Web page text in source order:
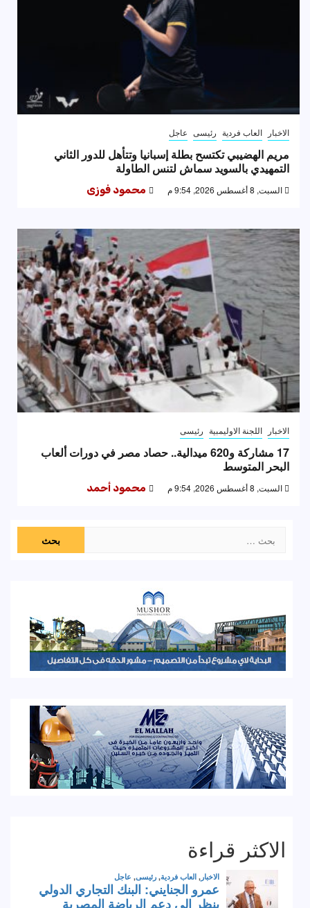
الاخبار العاب فردية رئيسى عاجل
مريم الهضيبي تكتسح بطلة إسبانيا وتتأهل للدور الثاني
التمهيدي بالسويد سماش لتنس الطاولة
السبت, 8 أغسطس 2026, 9:54 م محمود فوزى
الاخبار اللجنة الاوليمبية رئيسى
17 مشاركة و620 ميدالية.. حصاد مصر في دورات ألعاب
البحر المتوسط
السبت, 8 أغسطس 2026, 9:54 م محمود أحمد
عن:
الاكثر قراءة